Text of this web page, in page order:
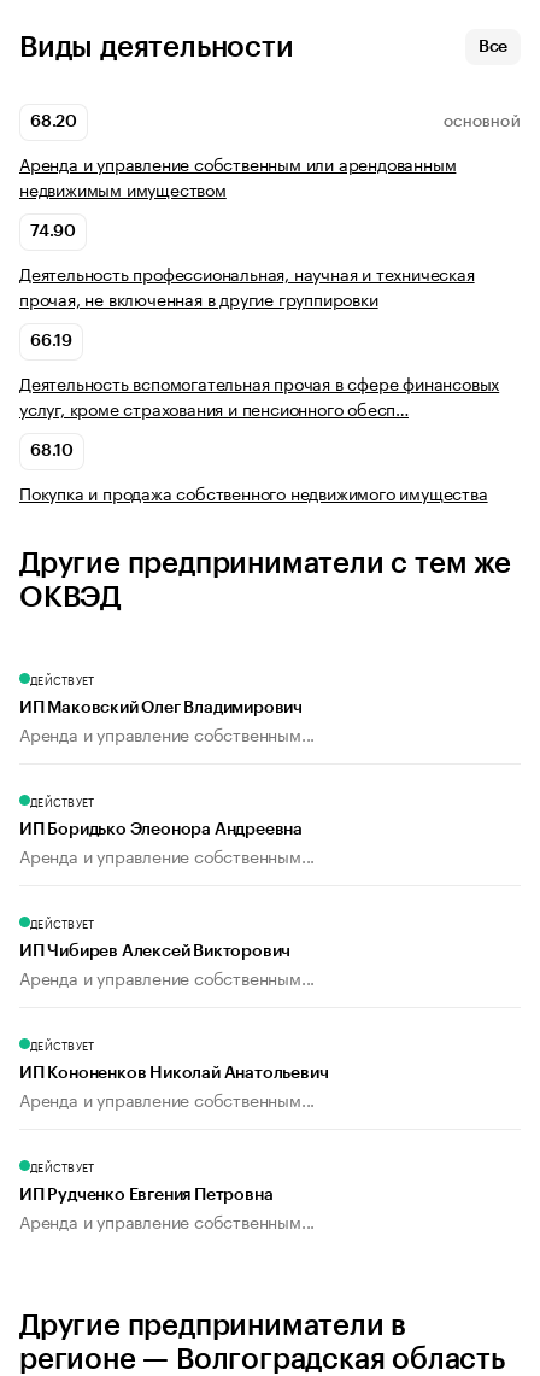
Виды деятельности Все
68.20 ОСНОВНОЙ
Аренда и управление собственным или арендованным
недвижимым имуществом
74.90
Деятельность профессиональная, научная и техническая
прочая, не включенная в другие группировки
66.19
Деятельность вспомогательная прочая в сфере финансовых
услуг, кроме страхования и пенсионного обесп…
68.10
Покупка и продажа собственного недвижимого имущества
Другие предприниматели с тем же
ОКВЭД
ДЕЙСТВУЕТ
ИП Маковский Олег Владимирович
Аренда и управление собственным...
ДЕЙСТВУЕТ
ИП Боридько Элеонора Андреевна
Аренда и управление собственным...
ДЕЙСТВУЕТ
ИП Чибирев Алексей Викторович
Аренда и управление собственным...
ДЕЙСТВУЕТ
ИП Кононенков Николай Анатольевич
Аренда и управление собственным...
ДЕЙСТВУЕТ
ИП Рудченко Евгения Петровна
Аренда и управление собственным...
Другие предприниматели в
регионе — Волгоградская область